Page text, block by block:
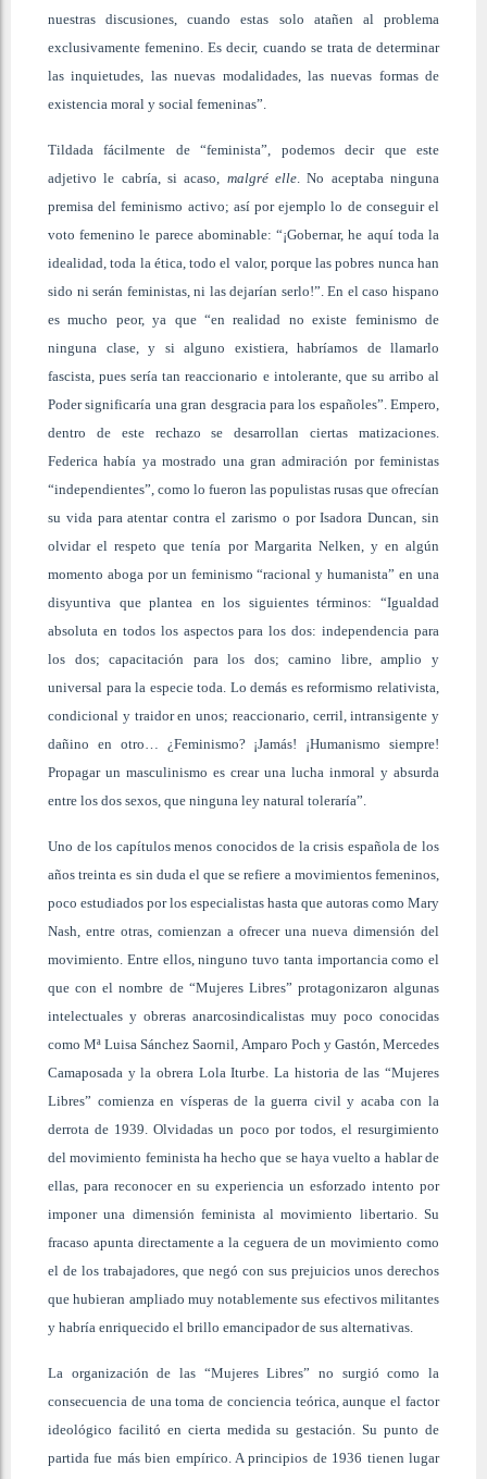
nuestras discusiones, cuando estas solo atañen al problema
exclusivamente femenino. Es decir, cuando se trata de determinar
las inquietudes, las nuevas modalidades, las nuevas formas de
existencia moral y social femeninas”.
Tildada fácilmente de “feminista”, podemos decir que este
adjetivo le cabría, si acaso, malgré elle. No aceptaba ninguna
premisa del feminismo activo; así por ejemplo lo de conseguir el
voto femenino le parece abominable: “¡Gobernar, he aquí toda la
idealidad, toda la ética, todo el valor, porque las pobres nunca han
sido ni serán feministas, ni las dejarían serlo!”. En el caso hispano
es mucho peor, ya que “en realidad no existe feminismo de
ninguna clase, y si alguno existiera, habríamos de llamarlo
fascista, pues sería tan reaccionario e intolerante, que su arribo al
Poder significaría una gran desgracia para los españoles”. Empero,
dentro de este rechazo se desarrollan ciertas matizaciones.
Federica había ya mostrado una gran admiración por feministas
“independientes”, como lo fueron las populistas rusas que ofrecían
su vida para atentar contra el zarismo o por Isadora Duncan, sin
olvidar el respeto que tenía por Margarita Nelken, y en algún
momento aboga por un feminismo “racional y humanista” en una
disyuntiva que plantea en los siguientes términos: “Igualdad
absoluta en todos los aspectos para los dos: independencia para
los dos; capacitación para los dos; camino libre, amplio y
universal para la especie toda. Lo demás es reformismo relativista,
condicional y traidor en unos; reaccionario, cerril, intransigente y
dañino en otro… ¿Feminismo? ¡Jamás! ¡Humanismo siempre!
Propagar un masculinismo es crear una lucha inmoral y absurda
entre los dos sexos, que ninguna ley natural toleraría”.
Uno de los capítulos menos conocidos de la crisis española de los
años treinta es sin duda el que se refiere a movimientos femeninos,
poco estudiados por los especialistas hasta que autoras como Mary
Nash, entre otras, comienzan a ofrecer una nueva dimensión del
movimiento. Entre ellos, ninguno tuvo tanta importancia como el
que con el nombre de “Mujeres Libres” protagonizaron algunas
intelectuales y obreras anarcosindicalistas muy poco conocidas
como Mª Luisa Sánchez Saornil, Amparo Poch y Gastón, Mercedes
Camaposada y la obrera Lola Iturbe. La historia de las “Mujeres
Libres” comienza en vísperas de la guerra civil y acaba con la
derrota de 1939. Olvidadas un poco por todos, el resurgimiento
del movimiento feminista ha hecho que se haya vuelto a hablar de
ellas, para reconocer en su experiencia un esforzado intento por
imponer una dimensión feminista al movimiento libertario. Su
fracaso apunta directamente a la ceguera de un movimiento como
el de los trabajadores, que negó con sus prejuicios unos derechos
que hubieran ampliado muy notablemente sus efectivos militantes
y habría enriquecido el brillo emancipador de sus alternativas.
La organización de las “Mujeres Libres” no surgió como la
consecuencia de una toma de conciencia teórica, aunque el factor
ideológico facilitó en cierta medida su gestación. Su punto de
partida fue más bien empírico. A principios de 1936 tienen lugar